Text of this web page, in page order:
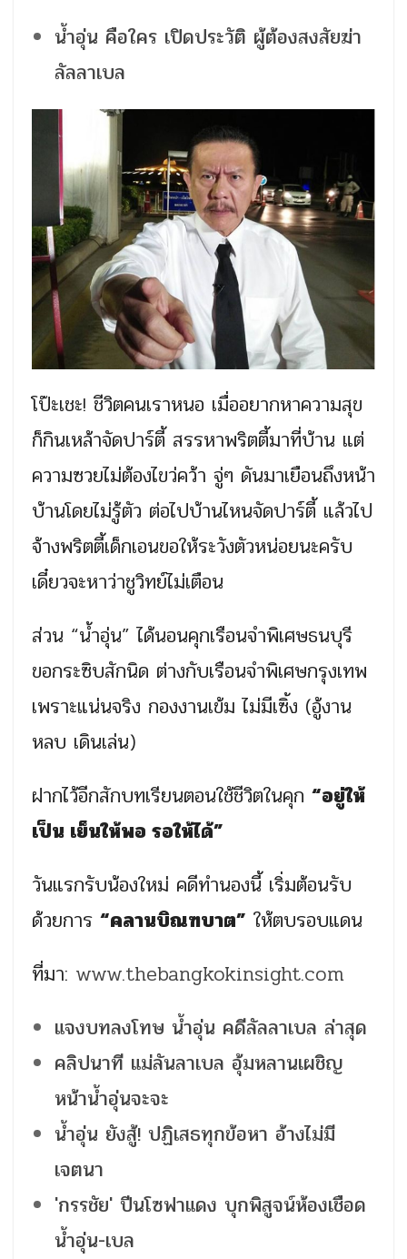
น้ำอุ่น คือใคร เปิดประวัติ ผู้ต้องสงสัยฆ่า
ลัลลาเบล
โป๊ะเชะ! ชีวิตคนเราหนอ เมื่ออยากหาความสุข
ก็กินเหล้าจัดปาร์ตี้ สรรหาพริตตี้มาที่บ้าน แต่
ความซวยไม่ต้องไขว่คว้า จู่ๆ ดันมาเยือนถึงหน้า
บ้านโดยไม่รู้ตัว ต่อไปบ้านไหนจัดปาร์ตี้ แล้วไป
จ้างพริตตี้เด็กเอนขอให้ระวังตัวหน่อยนะครับ
เดี๋ยวจะหาว่าชูวิทย์ไม่เตือน
ส่วน “น้ำอุ่น” ได้นอนคุกเรือนจำพิเศษธนบุรี
ขอกระซิบสักนิด ต่างกับเรือนจำพิเศษกรุงเทพ
เพราะแน่นจริง กองงานเข้ม ไม่มีเซิ้ง (อู้งาน
หลบ เดินเล่น)
ฝากไว้อีกสักบทเรียนตอนใช้ชีวิตในคุก “อยู่ให้
เป็น เย็นให้พอ รอให้ได้”
วันแรกรับน้องใหม่ คดีทำนองนี้ เริ่มต้อนรับ
ด้วยการ “คลานบิณฑบาต” ให้ตบรอบแดน
ที่มา: www.thebangkokinsight.com
แจงบทลงโทษ น้ำอุ่น คดีลัลลาเบล ล่าสุด
คลิปนาที แม่ลันลาเบล อุ้มหลานเผชิญ
หน้าน้ำอุ่นจะจะ
น้ำอุ่น ยังสู้! ปฏิเสธทุกข้อหา อ้างไม่มี
เจตนา
'กรรชัย' ปีนโซฟาแดง บุกพิสูจน์ห้องเชือด
น้ำอุ่น-เบล